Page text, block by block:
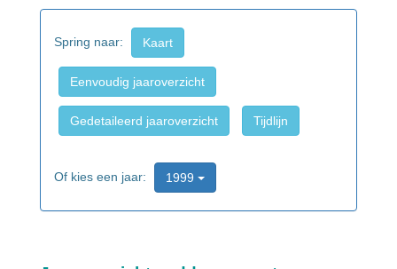
Spring naar: Kaart
Eenvoudig jaaroverzicht
Gedetaileerd jaaroverzicht Tijdlijn
Of kies een jaar: 1999